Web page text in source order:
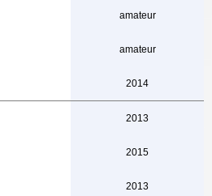
amateur
amateur
2014
2013
2015
2013